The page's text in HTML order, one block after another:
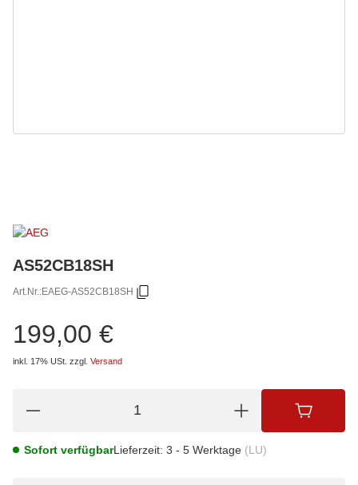
AS52CB18SH
Art.Nr.:EAEG-AS52CB18SH
199,00 €
inkl. 17% USt. zzgl. Versand
Sofort verfügbarLieferzeit: 3 - 5 Werktage (LU)